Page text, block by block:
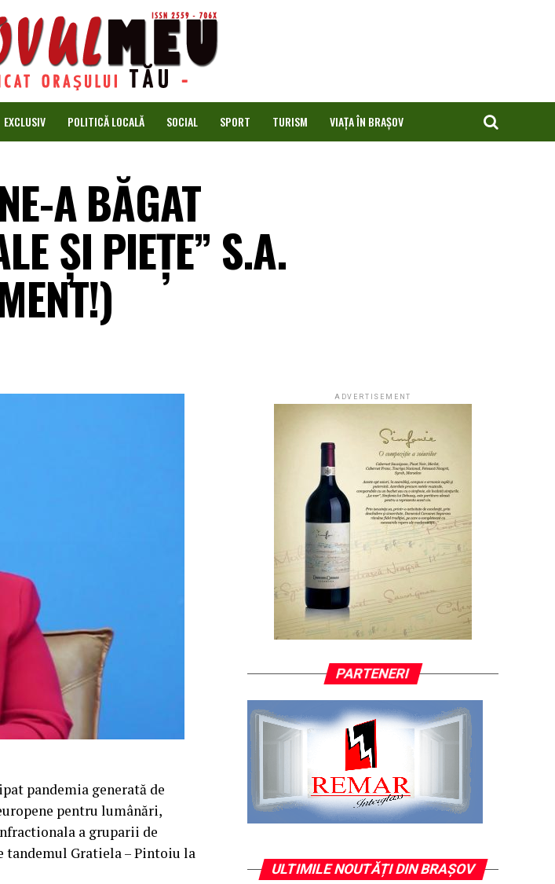
EXCLUSIV POLITICĂ LOCALĂ SOCIAL SPORT TURISM VIAȚA ÎN BRAȘOV
A BĂGAT
ȘI PIEȚE” S.A.
pandemia generată de
pentru lumânări,
a gruparii de
Gratiela – Pintoiu la
ADVERTISEMENT
PARTENERI
ULTIMILE NOUTĂȚI DIN BRAȘOV